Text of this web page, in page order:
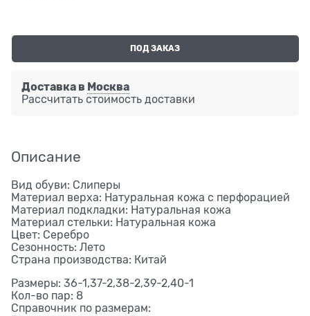
ПОД ЗАКАЗ
Доставка в Москва
Рассчитать стоимость доставки
Описание
Вид обуви: Слиперы
Материал верха: Натуральная кожа с перфорацией
Материал подкладки: Натуральная кожа
Материал стельки: Натуральная кожа
Цвет: Серебро
Сезонность: Лето
Страна производства: Китай
Размеры: 36-1,37-2,38-2,39-2,40-1
Кол-во пар: 8
Справочник по размерам: